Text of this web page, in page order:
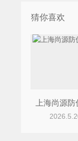
猜你喜欢